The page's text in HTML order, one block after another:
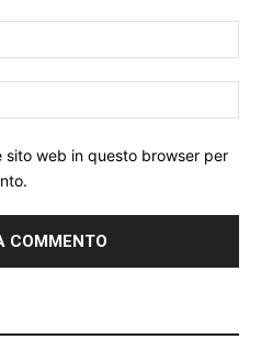
sito web in questo browser per